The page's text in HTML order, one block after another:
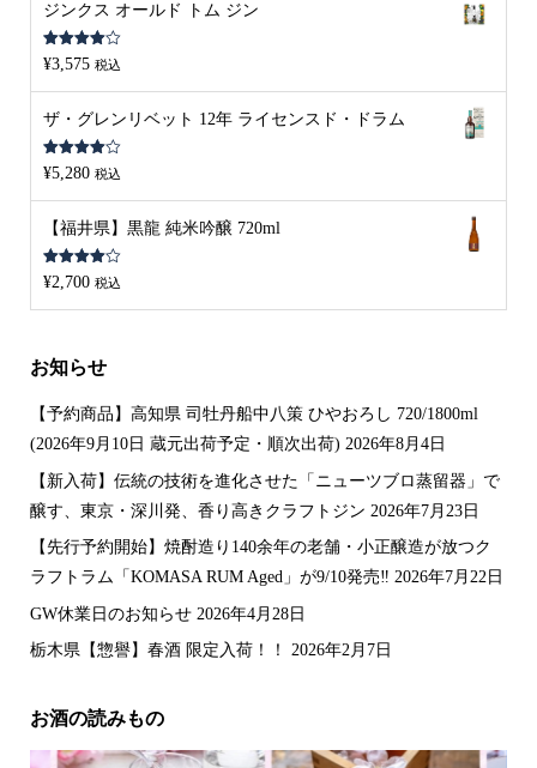
ジンクス オールド トム ジン
5段階中
4.00の評
価
¥3,575 税込
ザ・グレンリベット 12年 ライセンスド・ドラム
5段階中
4.00の評
価
¥5,280 税込
【福井県】黒龍 純米吟醸 720ml
5段階中
4.00の評
価
¥2,700 税込
お知らせ
【予約商品】高知県 司牡丹船中八策 ひやおろし 720/1800ml
(2026年9月10日 蔵元出荷予定・順次出荷) 2026年8月4日
【新入荷】伝統の技術を進化させた「ニューツブロ蒸留器」で
醸す、東京・深川発、香り高きクラフトジン 2026年7月23日
【先行予約開始】焼酎造り140余年の老舗・小正醸造が放つク
ラフトラム「KOMASA RUM Aged」が9/10発売‼️ 2026年7月22日
GW休業日のお知らせ 2026年4月28日
栃木県【惣譽】春酒 限定入荷！！ 2026年2月7日
お酒の読みもの